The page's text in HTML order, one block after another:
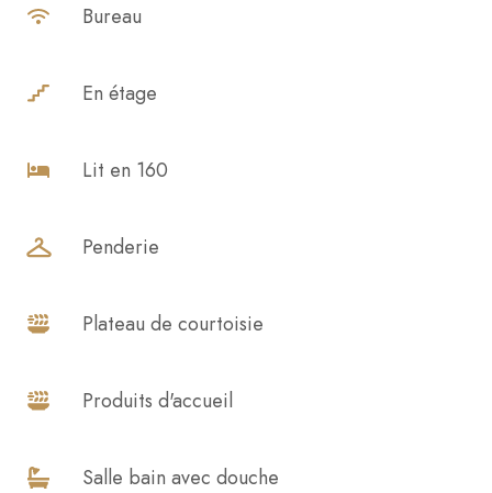
Bureau
En étage
Lit en 160
Penderie
Plateau de courtoisie
Produits d'accueil
Salle bain avec douche